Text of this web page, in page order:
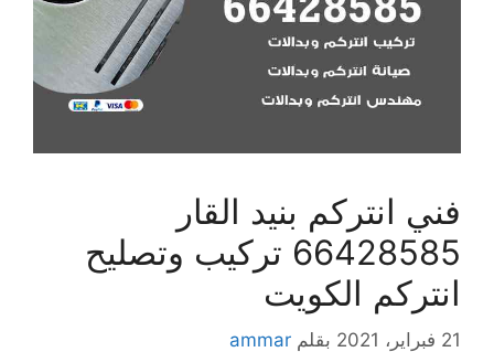
فني انتركم بنيد القار
66428585 تركيب وتصليح
انتركم الكويت
21 فبراير، 2021 بقلم ammar